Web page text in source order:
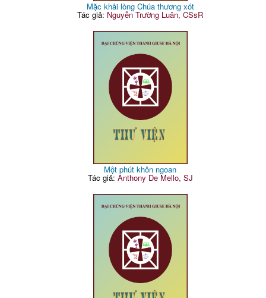
Mặc khải lòng Chúa thương xót
Tác giả: Nguyễn Trường Luân, CSsR
Một phút khôn ngoan
Tác giả: Anthony De Mello, SJ